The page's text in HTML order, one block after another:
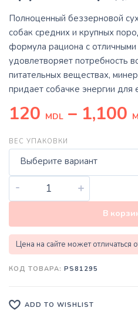
Полноценный беззерновой
собак средних и крупных
формула рациона с отличными
удовлетворяет потребность
питательных веществах,
придает собачке энергии для
120 MDL – 1,100
ВЕС УПАКОВКИ
Выберите вариант
- +
В
Цена на сайте может отличаться
КОД ТОВАРА: PS81295
ADD TO WISHLIST